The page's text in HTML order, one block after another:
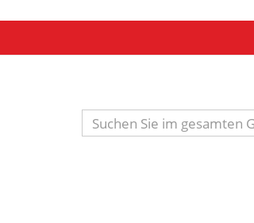
Produkt
suchen